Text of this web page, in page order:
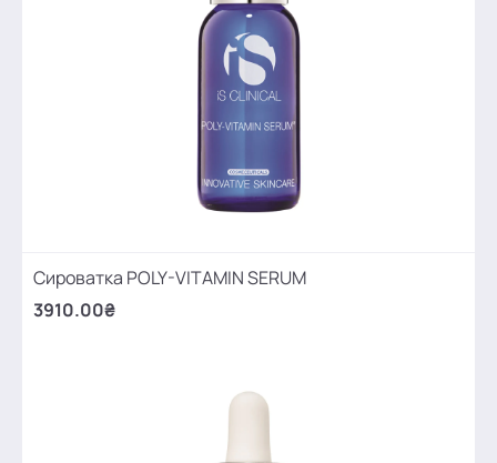
Сироватка POLY-VITAMIN SERUM
3910.00₴